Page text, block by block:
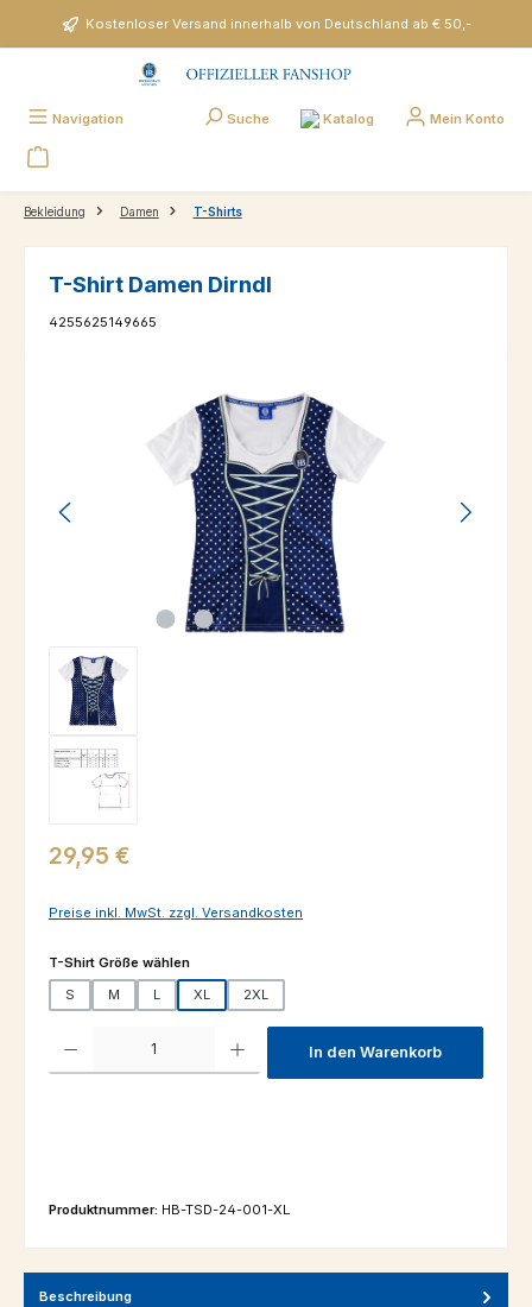
Zum Hauptinhalt springenKostenloser Versand innerhalb von Deutschland ab € 50,-
Navigation Suche Katalog Mein Konto
Bekleidung Damen T-Shirts
T-Shirt Damen Dirndl
4255625149665
Regulärer Preis:
29,95 €
Preise inkl. MwSt. zzgl. Versandkosten
T-Shirt Größe wählenauswählen
S M L XL 2XL
Produkt Anzahl: Gib den gewünschten Wert ein oder benutze die
In den Warenkorb
Produktnummer: HB-TSD-24-001-XL
Beschreibung